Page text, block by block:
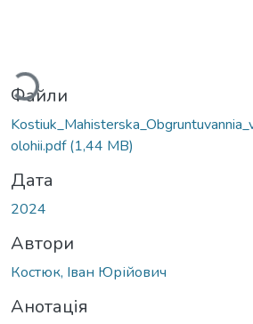
Вантажиться...
Файли
olohii.pdf(1,44 MB)
Дата
2024
Автори
Костюк, Іван Юрійович
Анотація